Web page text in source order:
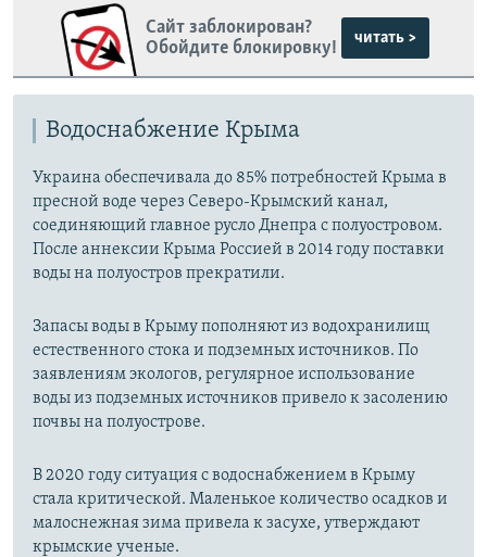
Сайт заблокирован?
Обойдите блокировку!
читать >
Водоснабжение Крыма
Украина обеспечивала до 85% потребностей Крыма в
пресной воде через Северо-Крымский канал,
соединяющий главное русло Днепра с полуостровом.
После аннексии Крыма Россией в 2014 году поставки
воды на полуостров прекратили.
Запасы воды в Крыму пополняют из водохранилищ
естественного стока и подземных источников. По
заявлениям экологов, регулярное использование
воды из подземных источников привело к засолению
почвы на полуострове.
В 2020 году ситуация с водоснабжением в Крыму
стала критической. Маленькое количество осадков и
малоснежная зима привела к засухе, утверждают
крымские ученые.